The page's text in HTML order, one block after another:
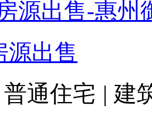
源出售
普通住宅 | 建